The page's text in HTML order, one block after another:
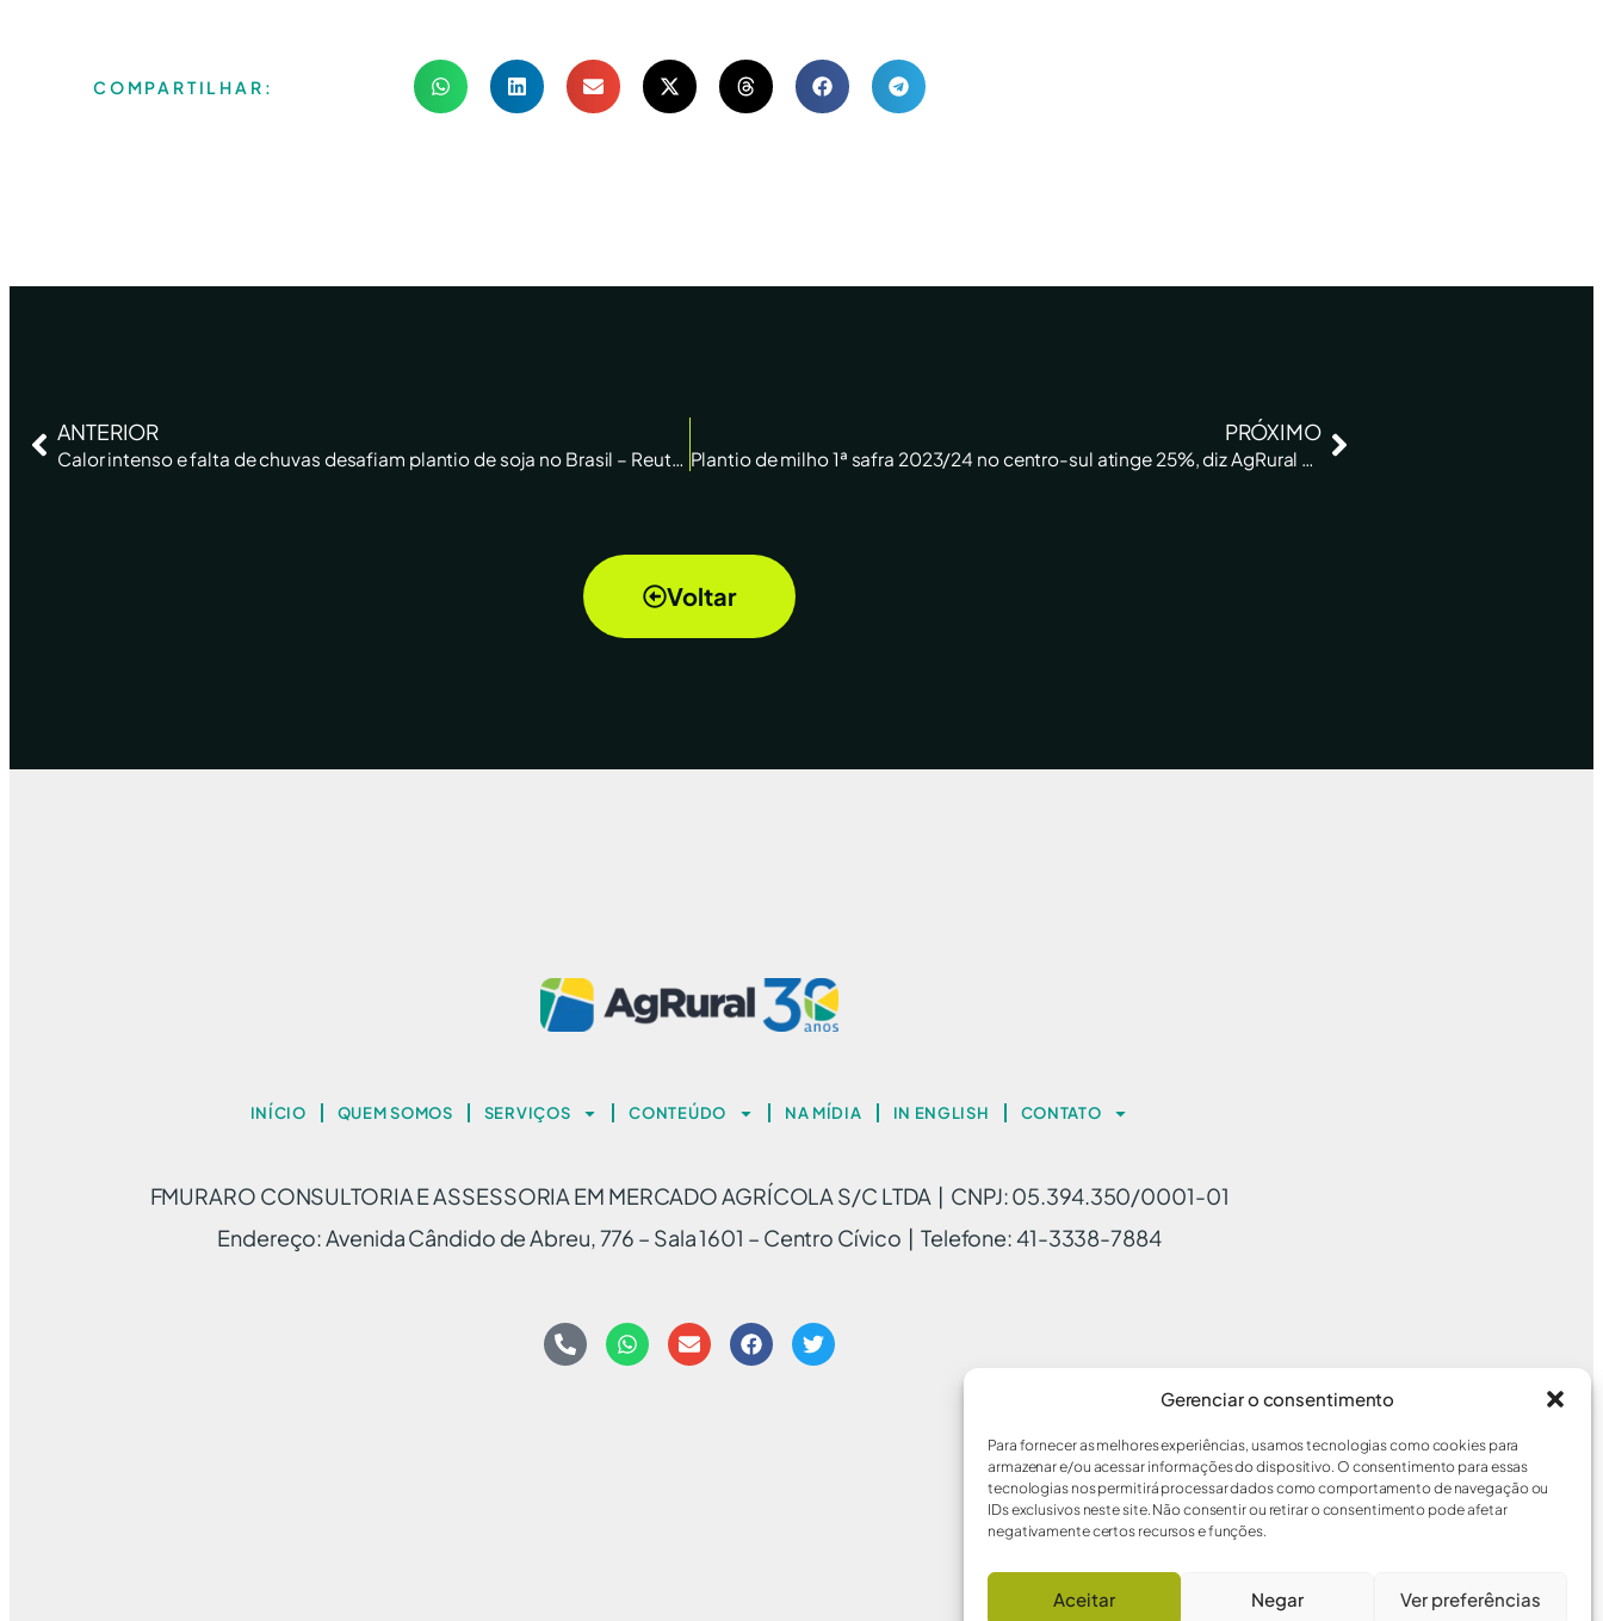
Gerenciar o consentimento
Para fornecer as melhores experiências, usamos tecnologias como cookies para
armazenar e/ou acessar informações do dispositivo. O consentimento para essas
tecnologias nos permitirá processar dados como comportamento de navegação ou
IDs exclusivos neste site. Não consentir ou retirar o consentimento pode afetar
negativamente certos recursos e funções.
Aceitar Negar Ver preferências
COMPARTILHAR:
ANTERIOR
Calor intenso e falta de chuvas desafiam plantio de soja no Brasil – Reuters News
PRÓXIMO
Plantio de milho 1ª safra 2023/24 no centro-sul atinge 25%, diz AgRural – Reuters
Voltar
INÍCIO QUEM SOMOS SERVIÇOS CONTEÚDO NA MÍDIA IN ENGLISH CONTATO
FMURARO CONSULTORIA E ASSESSORIA EM MERCADO AGRÍCOLA S/C LTDA | CNPJ: 05.394.350/0001-01
Endereço: Avenida Cândido de Abreu, 776 – Sala 1601 – Centro Cívico | Telefone: 41-3338-7884